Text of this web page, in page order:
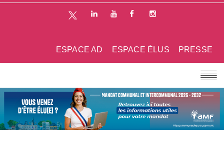
PRESSE
ESPACE ÉLUS
ESPACE AD